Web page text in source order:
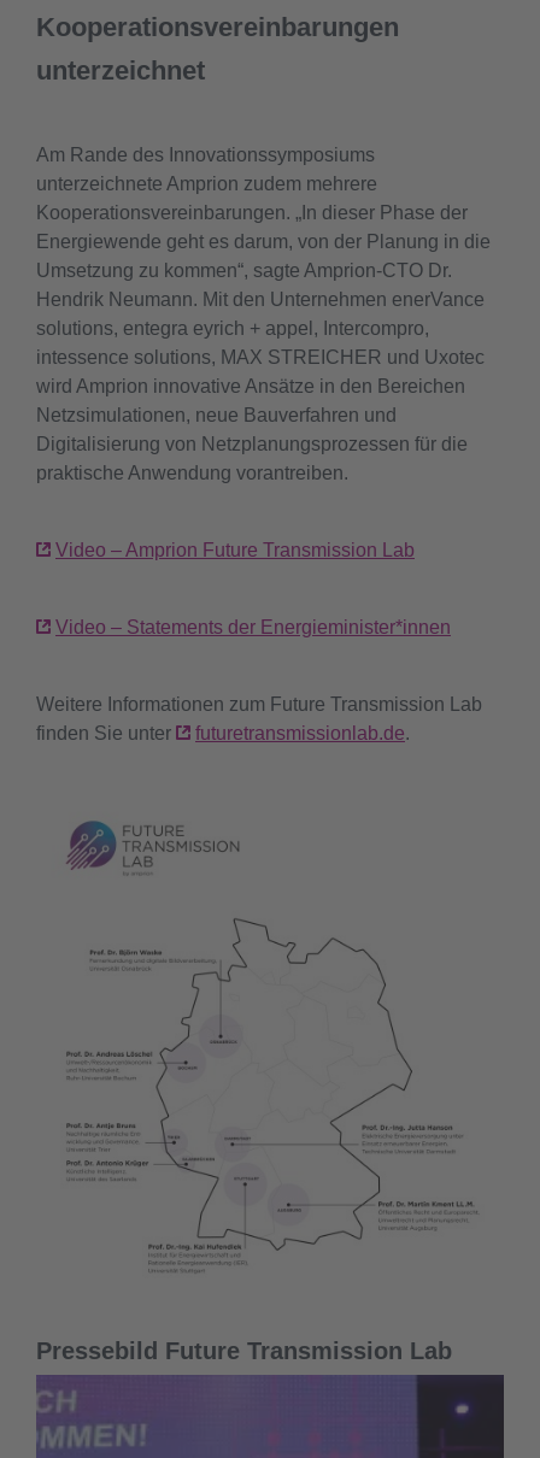
Kooperationsvereinbarungen
unterzeichnet
Am Rande des Innovationssymposiums
unterzeichnete Amprion zudem mehrere
Kooperationsvereinbarungen. „In dieser Phase der
Energiewende geht es darum, von der Planung in die
Umsetzung zu kommen“, sagte Amprion-CTO Dr.
Hendrik Neumann. Mit den Unternehmen enerVance
solutions, entegra eyrich + appel, Intercompro,
intessence solutions, MAX STREICHER und Uxotec
wird Amprion innovative Ansätze in den Bereichen
Netzsimulationen, neue Bauverfahren und
Digitalisierung von Netzplanungsprozessen für die
praktische Anwendung vorantreiben.
Video – Amprion Future Transmission Lab
Video – Statements der Energieminister*innen
Weitere Informationen zum Future Transmission Lab
finden Sie unter
futuretransmissionlab.de.
Pressebild Future Transmission Lab